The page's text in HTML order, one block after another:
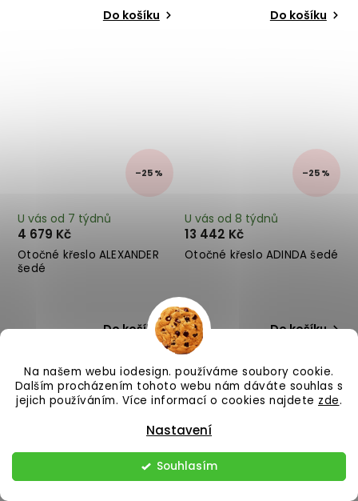
Na našem webu iodesign. používáme soubory cookie.
Dalším procházením tohoto webu nám dáváte souhlas s
jejich používáním. Více informací o cookies najdete zde.
Nastavení
Souhlasím
Do košíku Do košíku
–25 %
Otočné křeslo ALEXANDER
šedé
U vás od 7 týdnů
4 679 Kč
Do košíku
–25 %
Otočné křeslo ADINDA šedé
U vás od 8 týdnů
13 442 Kč
Do košíku